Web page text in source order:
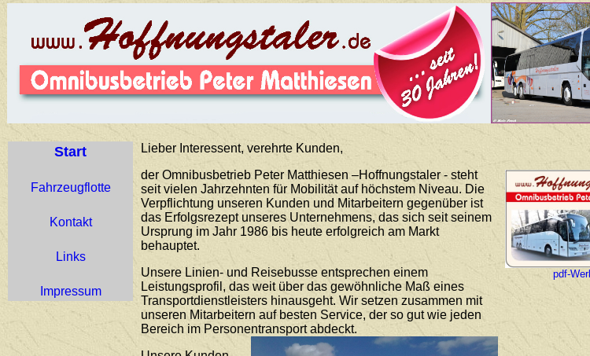
Start
Fahrzeugflotte
Kontakt
Links
Impressum
Lieber Interessent, verehrte Kunden,
der Omnibusbetrieb Peter Matthiesen –Hoffnungstaler - steht
seit vielen Jahrzehnten für Mobilität auf höchstem Niveau. Die
Verpflichtung unseren Kunden und Mitarbeitern gegenüber ist
das Erfolgsrezept unseres Unternehmens, das sich seit seinem
Ursprung im Jahr 1986 bis heute erfolgreich am Markt
behauptet.
Unsere Linien- und Reisebusse entsprechen einem
Leistungsprofil, das weit über das gewöhnliche Maß eines
Transportdienstleisters hinausgeht. Wir setzen zusammen mit
unseren Mitarbeitern auf besten Service, der so gut wie jeden
Bereich im Personentransport abdeckt.
pdf-